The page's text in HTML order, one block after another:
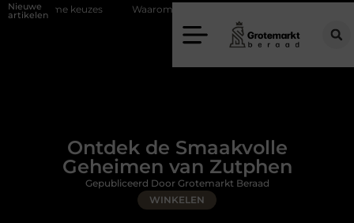
Nieuwe
artikelen Waarom kiezen voor een rijschool in Utrecht?
Ontdek de Smaakvolle
Geheimen van Zutphen
WINKELEN
Gepubliceerd Door Grotemarkt Beraad